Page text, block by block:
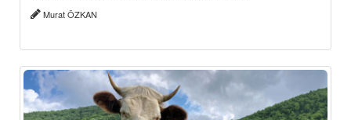
Murat ÖZKAN